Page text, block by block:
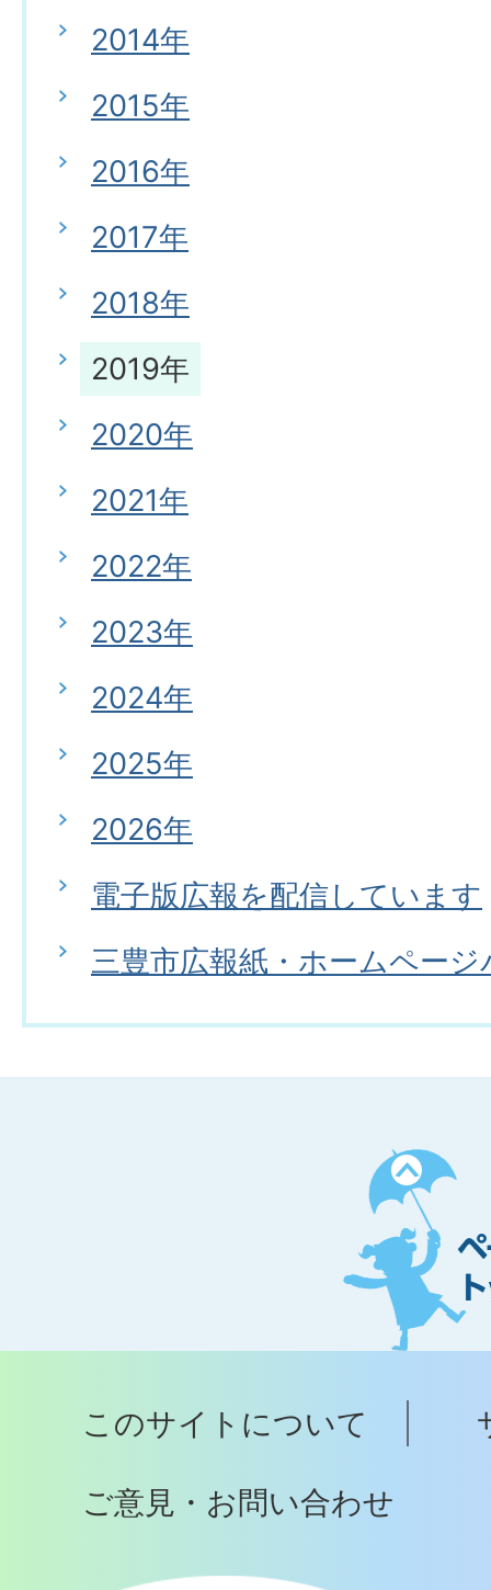
2014年
2015年
2016年
2017年
2018年
2019年
2020年
2021年
2022年
2023年
2024年
2025年
2026年
電子版広報を配信しています
三豊市広報紙・ホームペー
ペ
ー
ジ
ト
ッ
へ
このサイトについて
ご意見・お問い合わせ